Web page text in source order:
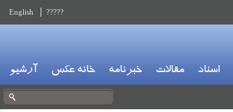
?????
English
اسناد مقالات خبرنامه خانه عکس آرشیو